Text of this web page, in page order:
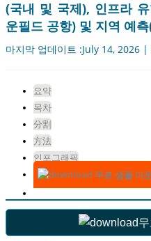
(국내 및 국제), 인프라
운필드 공항) 및 지역 예
마지막 업데이트 :July 14, 2026
요약
목차
分割
方法
인포그래픽
무료 샘플 다